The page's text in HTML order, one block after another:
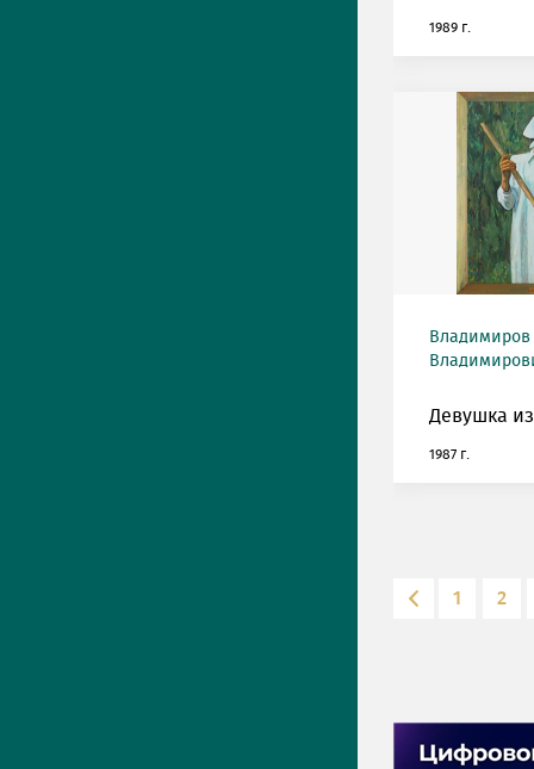
1989 г.
Девушка
1987 г.
1 2